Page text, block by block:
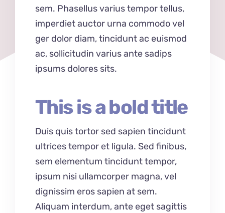
sem. Phasellus varius tempor tellus,
imperdiet auctor urna commodo vel
ger dolor diam, tincidunt ac euismod
ac, sollicitudin varius ante sadips
ipsums dolores sits.
This is a bold title
Duis quis tortor sed sapien tincidunt
ultrices tempor et ligula. Sed finibus,
sem elementum tincidunt tempor,
ipsum nisi ullamcorper magna, vel
dignissim eros sapien at sem.
Aliquam interdum, ante eget sagittis